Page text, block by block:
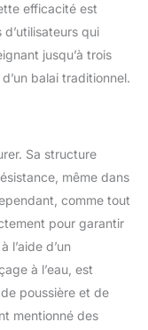
de toute
y compris
le
marbre, le
vinyle sans
55 litres
et de débris
bac de
litière et de
et aux
et
un
et compact
efficacité est
qui
jusqu’à trois
balai traditionnel.
Sa structure
même dans
comme tout
pour garantir
l’aide d’un
à l’eau, est
poussière et de
mentionné des